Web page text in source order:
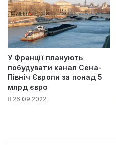
У Франції планують
побудувати канал Сена-
Північ Європи за понад 5
млрд євро
26.09.2022